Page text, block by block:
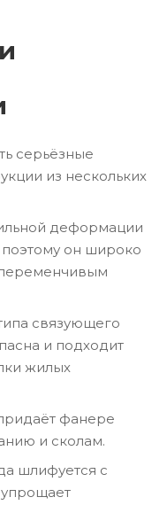
серьёзные
из нескольких
деформации
он широко
связующего
и подходит
жилых
фанере
и сколам.
шлифуется с
упрощает